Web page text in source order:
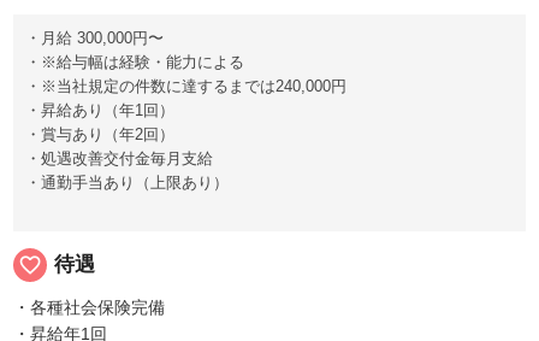
・月給 300,000円〜
・※給与幅は経験・能力による
・※当社規定の件数に達するまでは240,000円
・昇給あり（年1回）
・賞与あり（年2回）
・処遇改善交付金毎月支給
・通勤手当あり（上限あり）
favorite_border 待遇
・各種社会保険完備
・昇給年1回